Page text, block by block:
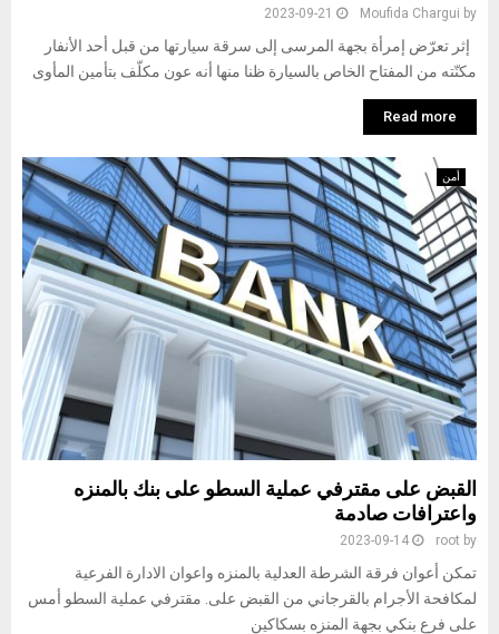
by
Moufida Chargui
2023-09-21
إثر تعرّض إمرأة بجهة المرسى إلى سرقة سيارتها من قبل أحد الأنفار
مكنّته من المفتاح الخاص بالسيارة ظنا منها أنه عون مكلّف بتأمين المأوى
Read more
أمن
القبض على مقترفي عملية السطو على بنك بالمنزه
واعترافات صادمة
by
root
2023-09-14
تمكن أعوان فرقة الشرطة العدلية بالمنزه واعوان الادارة الفرعية
لمكافحة الأجرام بالقرجاني من القبض على. مقترفي عملية السطو أمس
على فرع بنكي بجهة المنزه بسكاكين